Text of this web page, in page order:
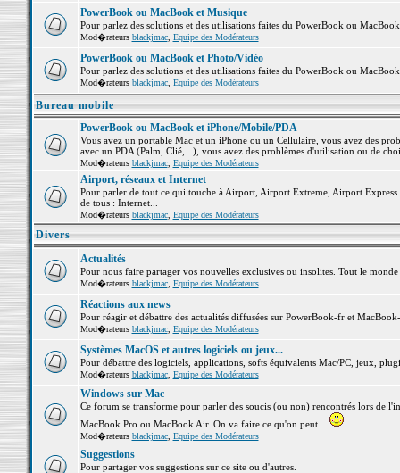
PowerBook ou MacBook et Musique
Pour parlez des solutions et des utilisations faites du PowerBook ou
Mod�rateurs blackjmac, Equipe des Modérateurs
PowerBook ou MacBook et Photo/Vidéo
Pour parlez des solutions et des utilisations faites du PowerBook ou
Mod�rateurs blackjmac, Equipe des Modérateurs
Bureau mobile
PowerBook ou MacBook et iPhone/Mobile/PDA
Vous avez un portable Mac et un iPhone ou un Cellulaire, vous avez des
avec un PDA (Palm, Clié,...), vous avez des problèmes d'utilisation ou de
Mod�rateurs blackjmac, Equipe des Modérateurs
Airport, réseaux et Internet
Pour parler de tout ce qui touche à Airport, Airport Extreme, Airport
de tous : Internet...
Mod�rateurs blackjmac, Equipe des Modérateurs
Divers
Actualités
Pour nous faire partager vos nouvelles exclusives ou insolites. Tout le
Mod�rateurs blackjmac, Equipe des Modérateurs
Réactions aux news
Pour réagir et débattre des actualités diffusées sur PowerBook-fr et
Mod�rateurs blackjmac, Equipe des Modérateurs
Systèmes MacOS et autres logiciels ou jeux...
Pour débattre des logiciels, applications, softs équivalents Mac/PC, jeux,
Mod�rateurs blackjmac, Equipe des Modérateurs
Windows sur Mac
Ce forum se transforme pour parler des soucis (ou non) rencontrés lors de
MacBook Pro ou MacBook Air. On va faire ce qu'on peut...
Mod�rateurs blackjmac, Equipe des Modérateurs
Suggestions
Pour partager vos suggestions sur ce site ou d'autres.